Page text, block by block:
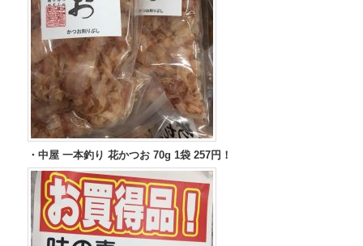
・中屋 一本釣り 花かつお 70g 1袋 257円！